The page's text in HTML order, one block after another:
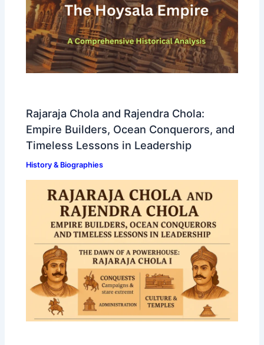
Rajaraja Chola and Rajendra Chola:
Empire Builders, Ocean Conquerors, and
Timeless Lessons in Leadership
History & Biographies